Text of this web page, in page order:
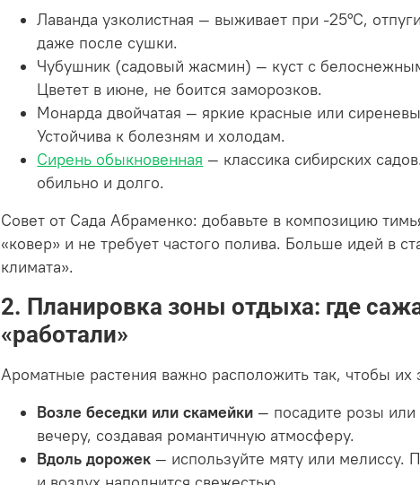
Лаванда узколистная — выживает при -25°C,
даже после сушки.
Чубушник (садовый жасмин) — куст с
Цветет в июне, не боится заморозков.
Монарда двойчатая — яркие красные или
Устойчива к болезням и холодам.
Сирень обыкновенная — классика сибирских
обильно и долго.
Совет от Сада Абраменко: добавьте в композицию
«ковер» и не требует частого полива. Больше идей в
климата».
2. Планировка зоны отдыха: где
«работали»
Ароматные растения важно расположить так, чтобы их
Возле беседки или скамейки — посадите розы
вечеру, создавая романтичную атмосферу.
Вдоль дорожек — используйте мяту или мелиссу.